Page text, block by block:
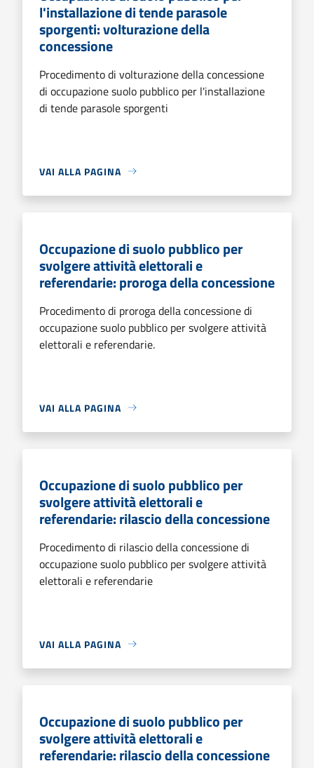
l'installazione di tende parasole
sporgenti: volturazione della
concessione
Procedimento di volturazione della concessione
di occupazione suolo pubblico per l'installazione
di tende parasole sporgenti
VAI ALLA PAGINA
Occupazione di suolo pubblico per
svolgere attività elettorali e
referendarie: proroga della concessione
Procedimento di proroga della concessione di
occupazione suolo pubblico per svolgere attività
elettorali e referendarie.
VAI ALLA PAGINA
Occupazione di suolo pubblico per
svolgere attività elettorali e
referendarie: rilascio della concessione
Procedimento di rilascio della concessione di
occupazione suolo pubblico per svolgere attività
elettorali e referendarie
VAI ALLA PAGINA
Occupazione di suolo pubblico per
svolgere attività elettorali e
referendarie: rilascio della concessione